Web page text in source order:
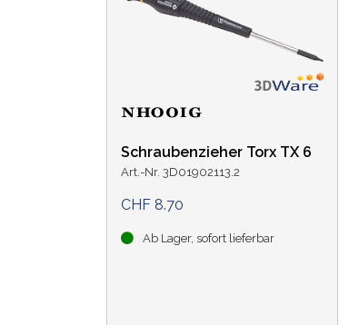
Schraubenzieher Torx TX 6
Art.-Nr. 3D01902113.2
CHF 8.70
Ab Lager, sofort lieferbar